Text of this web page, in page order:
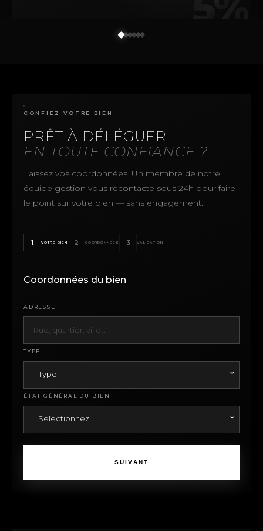
CONFIEZ VOTRE BIEN
PRÊT À DÉLÉGUER
EN TOUTE CONFIANCE ?
Laissez vos coordonnées. Un membre de notre
équipe gestion vous recontacte sous 24h pour faire
le point sur votre bien — sans engagement.
1 VOTRE BIEN 2 COORDONNÉES 3 VALIDATION
Coordonnées du bien
ADRESSE
TYPE
Type
ÉTAT GÉNÉRAL DU BIEN
Selectionnez...
SUIVANT